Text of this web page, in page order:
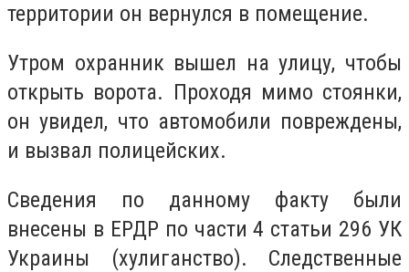
территории он вернулся в помещение.
Утром охранник вышел на улицу, чтобы
открыть ворота. Проходя мимо стоянки,
он увидел, что автомобили повреждены,
и вызвал полицейских.
Сведения по данному факту были
внесены в ЕРДР по части 4 статьи 296 УК
Украины (хулиганство). Следственные